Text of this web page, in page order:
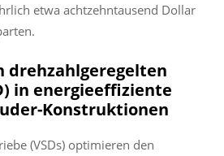
etwa achtzehntausend Dollar
drehzahlgeregelten
in energieeffiziente
Konstruktionen
(VSDs) optimieren den